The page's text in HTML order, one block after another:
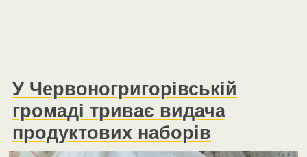
У Червоногригорівській
громаді триває видача
продуктових наборів